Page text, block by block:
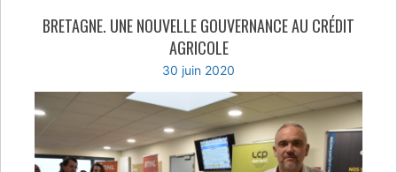
BRETAGNE. UNE NOUVELLE GOUVERNANCE AU CRÉDIT
AGRICOLE
30 juin 2020